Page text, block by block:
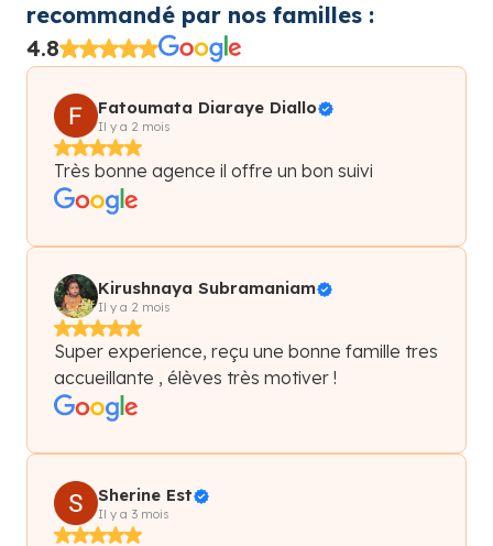
recommandé par nos familles :
4.8
Fatoumata Diaraye Diallo
Il y a 2 mois
Très bonne agence il offre un bon suivi
Kirushnaya Subramaniam
Il y a 2 mois
Super experience, reçu une bonne famille tres
accueillante , élèves très motiver !
Sherine Est
Il y a 3 mois